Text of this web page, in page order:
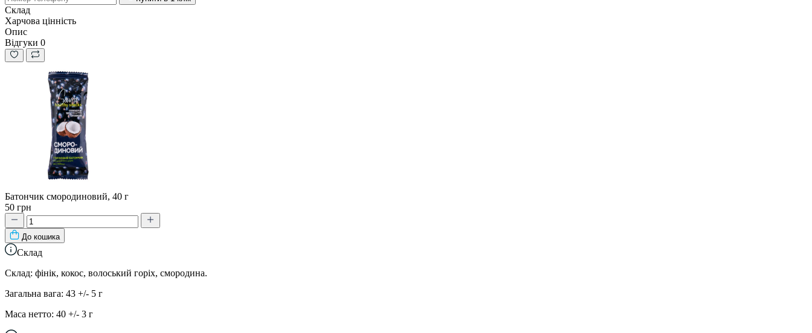
Склад
Харчова цінність
Опис
Відгуки 0
Батончик смородиновий, 40 г
50 грн
До кошика
Склад
Склад: фінік, кокос, волоський горіх, смородина.
Загальна вага: 43 +/- 5 г
Маса нетто: 40 +/- 3 г